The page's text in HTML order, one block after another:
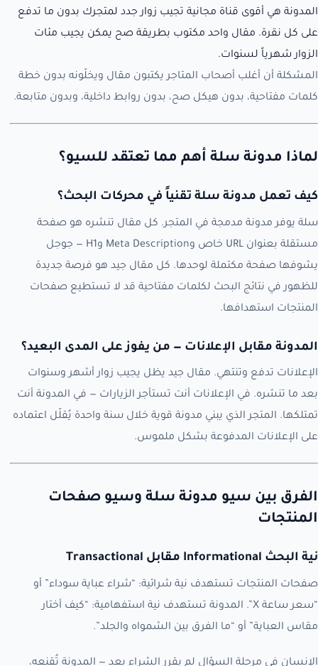
المدونة هي أقوى قناة مجانية تجيب زوار جدد لمتجرك بدون ما تدفع
على كل نقرة. مقال واحد مكتوب بطريقة صح يمكن يجيب مئات
الزوار شهرياً لسنوات.
المشكلة أن أغلب أصحاب المتاجر يكتبون مقال ويخلّونه بدون خطة
كلمات مفتاحية، بدون هيكل صح، بدون روابط داخلية، وبدون متابعة.
لماذا مدونة سلة أهم مما تعتقد للسيو؟
كيف تعمل مدونة سلة تقنياً في محركات البحث؟
سلة يوفر مدونة مدمجة في المتجر. كل مقال تنشره هو صفحة
مستقلة بعنوان URL خاص وMeta Description وH1 — جوجل
يشوفها صفحة مكتملة لوحدها. كل مقال جيد هو فرصة جديدة
للظهور في نتائج البحث لكلمات مفتاحية قد لا تستطيع صفحات
المنتجات استهدافها.
المدونة مقابل الإعلانات — من يفوز على المدى البعيد؟
الإعلانات تدفع وتنتهي. مقال جيد يظل يجيب زوار أشهر وسنوات
بعد ما تنشره. في الإعلانات أنت تستأجر الزيارات — في المدونة أنت
تمتلكها. المتجر الذي يبني مدونة قوية خلال سنة واحدة يُقلّل اعتماده
على الإعلانات المدفوعة بشكل ملموس.
الفرق بين سيو مدونة سلة وسيو صفحات
المنتجات
نية البحث Informational مقابل Transactional
صفحات المنتجات تستهدف نية شرائية: “شراء عباية سوداء” أو
“سعر ساعة X”. المدونة تستهدف نية استفهامية: “كيف أختار
مقاس العباية” أو “ما الفرق بين الشمواه والجلد”.
الإنسان في مرحلة السؤال لم يقرر الشراء بعد — المدونة تُقنعه،